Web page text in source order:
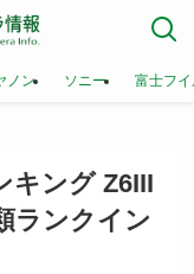
ノン ソニー 富士フ
キング Z6III
ランクイン